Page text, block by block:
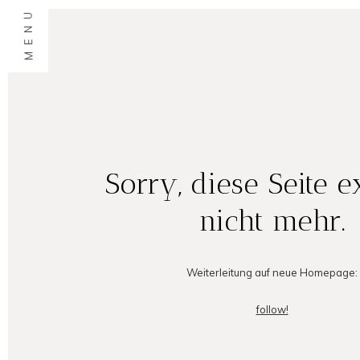
MENU
Sorry, diese Seite
nicht mehr.
Weiterleitung auf neue Homepage:
follow!